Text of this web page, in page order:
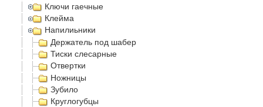
Ключи гаечные
Клейма
Напилиьники
Держатель под шабер
Тиски слесарные
Отвертки
Ножницы
Зубило
Круглогубцы